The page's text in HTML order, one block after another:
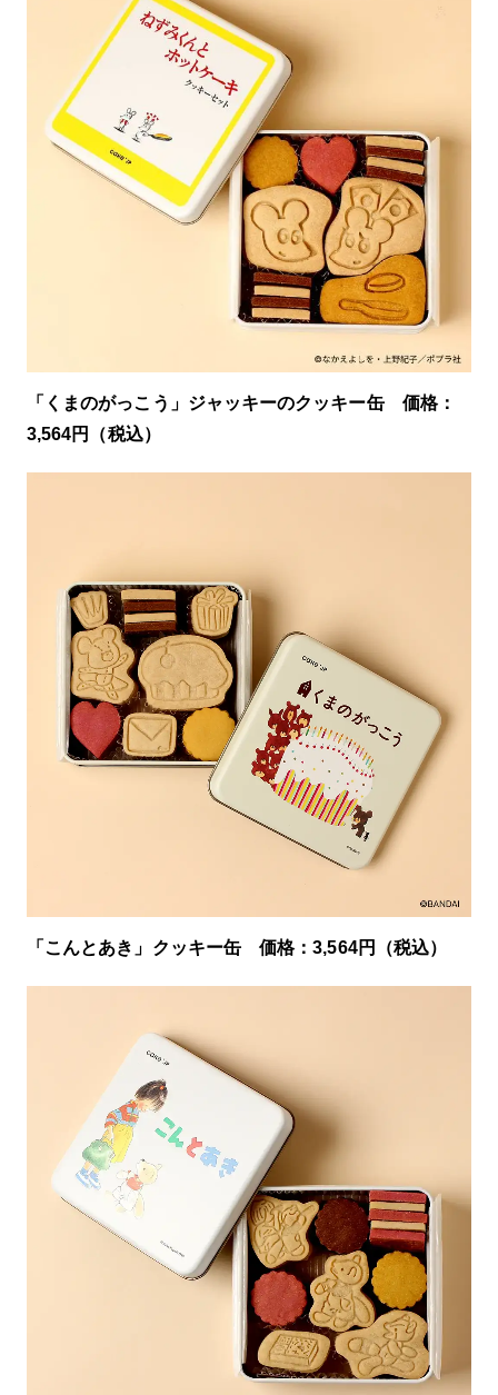
「くまのがっこう」ジャッキーのクッキー缶 価格：
3,564円（税込）
「こんとあき」クッキー缶 価格：3,564円（税込）